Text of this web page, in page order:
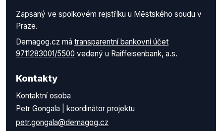
Zapsaný ve spolkovém rejstříku u Městského soudu v
Praze.
Demagog.cz má transparentní bankovní účet
9711283001/5500 vedený u Raiffeisenbank, a.s.
Kontakty
Kontaktní osoba
Petr Gongala | koordinátor projektu
petr.gongala@demagog.cz